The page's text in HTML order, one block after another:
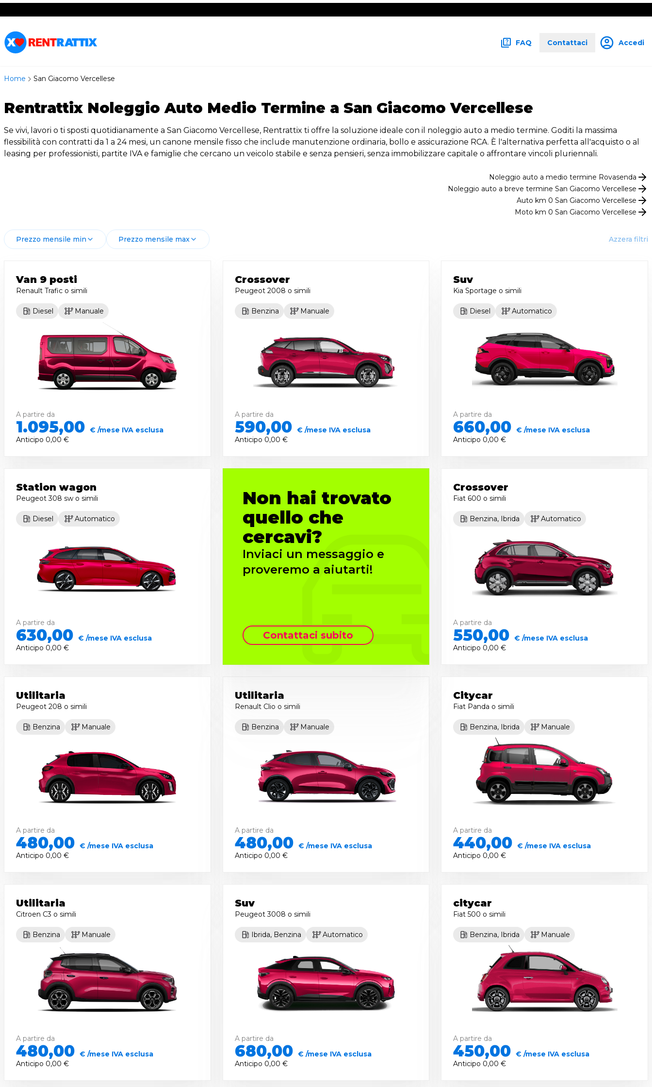
RentRattix
FAQ Contattaci Accedi
Home San Giacomo Vercellese
Rentrattix Noleggio Auto Medio Termine a San Giacomo Vercellese
Se vivi, lavori o ti sposti quotidianamente a San Giacomo Vercellese, Rentrattix ti offre la soluzione ideale con il noleggio auto a medio termine. Goditi la massima
flessibilità con contratti da 1 a 24 mesi, un canone mensile fisso che include manutenzione ordinaria, bollo e assicurazione RCA. È l'alternativa perfetta all'acquisto o al
leasing per professionisti, partite IVA e famiglie che cercano un veicolo stabile e senza pensieri, senza immobilizzare capitale o affrontare vincoli pluriennali.
Noleggio auto a medio termine Rovasenda
Noleggio auto a breve termine San Giacomo Vercellese
Auto km 0 San Giacomo Vercellese
Moto km 0 San Giacomo Vercellese
Prezzo mensile min Prezzo mensile max Azzera filtri
Van 9 posti
Renault Trafic o simili
Diesel Manuale
A partire da
1.095,00 € /mese IVA esclusa
Anticipo 0,00 €
Crossover
Peugeot 2008 o simili
Benzina Manuale
A partire da
590,00 € /mese IVA esclusa
Anticipo 0,00 €
Suv
Kia Sportage o simili
Diesel Automatico
A partire da
660,00€ /mese IVA esclusa
Anticipo 0,00 €
Station wagon
Peugeot 308 sw o simili
Diesel Automatico
A partire da
630,00 € /mese IVA esclusa
Anticipo 0,00 €
Non hai trovato
quello che
cercavi?
Inviaci un messaggio e
proveremo a aiutarti!
Contattaci subito
Crossover
Fiat 600 o simili
Benzina, Ibrida Automatico
A partire da
550,00€ /mese IVA esclusa
Anticipo 0,00 €
Utilitaria
Peugeot 208 o simili
Benzina Manuale
A partire da
480,00 € /mese IVA esclusa
Anticipo 0,00 €
Utilitaria
Renault Clio o simili
Benzina Manuale
A partire da
480,00 € /mese IVA esclusa
Anticipo 0,00 €
Citycar
Fiat Panda o simili
Benzina, Ibrida Manuale
A partire da
440,00€ /mese IVA esclusa
Anticipo 0,00 €
Utilitaria
Citroen C3 o simili
Benzina Manuale
A partire da
480,00 € /mese IVA esclusa
Anticipo 0,00 €
Suv
Peugeot 3008 o simili
Ibrida, Benzina Automatico
A partire da
680,00 € /mese IVA esclusa
Anticipo 0,00 €
citycar
Fiat 500 o simili
Benzina, Ibrida Manuale
A partire da
450,00€ /mese IVA esclusa
Anticipo 0,00 €